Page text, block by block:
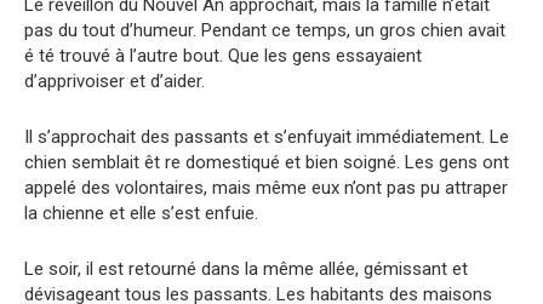
Le réveillon du Nouvel An approchait, mais la famille n’était
pas du tout d’humeur. Pendant ce temps, un gros chien avait
é té trouvé à l’autre bout. Que les gens essayaient
d’apprivoiser et d’aider.
Il s’approchait des passants et s’enfuyait immédiatement. Le
chien semblait êt re domestiqué et bien soigné. Les gens ont
appelé des volontaires, mais même eux n’ont pas pu attraper
la chienne et elle s’est enfuie.
Le soir, il est retourné dans la même allée, gémissant et
dévisageant tous les passants. Les habitants des maisons